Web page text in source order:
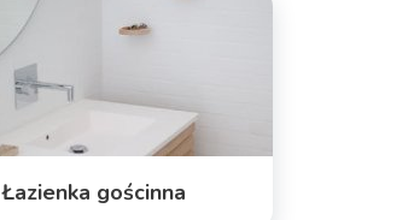
Łazienka gościnna